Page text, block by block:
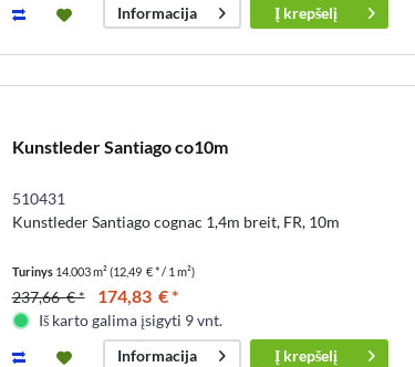
Informacija
Į krepšelį
Kunstleder Santiago co10m
510431
Kunstleder Santiago cognac 1,4m breit, FR, 10m
Turinys 14.003 m²(12,49 € * / 1 m²)
237,66 € * 174,83 € *
Iš karto galima įsigyti 9 vnt.
Informacija
Į krepšelį